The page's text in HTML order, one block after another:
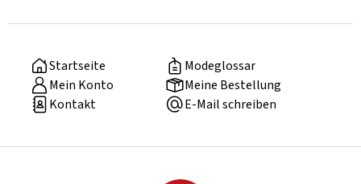
Startseite
Modeglossar
Mein Konto
Meine Bestellung
Kontakt
E-Mail schreiben